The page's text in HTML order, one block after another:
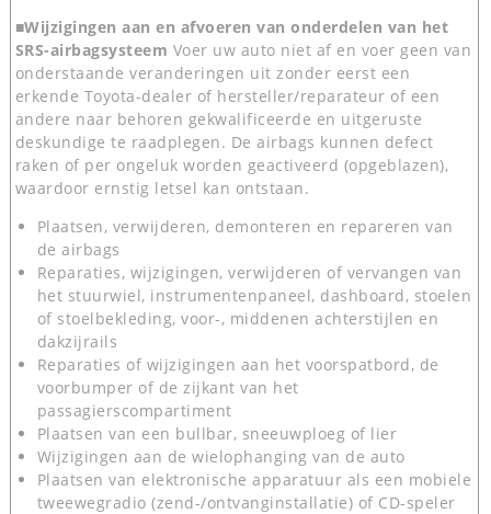
■Wijzigingen aan en afvoeren van onderdelen van het
SRS-airbagsysteem Voer uw auto niet af en voer geen van
onderstaande veranderingen uit zonder eerst een
erkende Toyota-dealer of hersteller/reparateur of een
andere naar behoren gekwalificeerde en uitgeruste
deskundige te raadplegen. De airbags kunnen defect
raken of per ongeluk worden geactiveerd (opgeblazen),
waardoor ernstig letsel kan ontstaan.
Plaatsen, verwijderen, demonteren en repareren van
de airbags
Reparaties, wijzigingen, verwijderen of vervangen van
het stuurwiel, instrumentenpaneel, dashboard, stoelen
of stoelbekleding, voor-, middenen achterstijlen en
dakzijrails
Reparaties of wijzigingen aan het voorspatbord, de
voorbumper of de zijkant van het
passagierscompartiment
Plaatsen van een bullbar, sneeuwploeg of lier
Wijzigingen aan de wielophanging van de auto
Plaatsen van elektronische apparatuur als een mobiele
tweewegradio (zend-/ontvanginstallatie) of CD-speler